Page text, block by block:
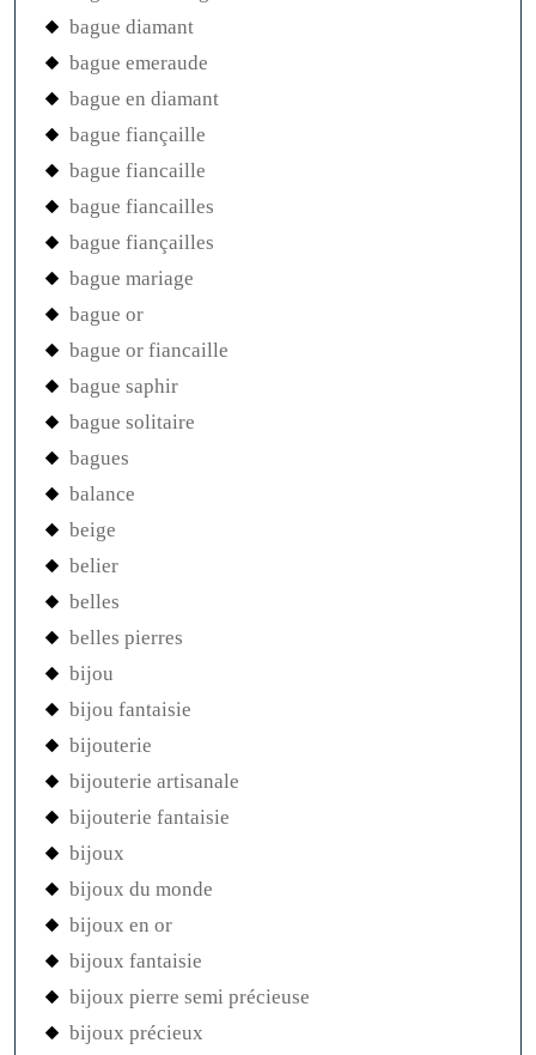
bague diamant
bague emeraude
bague en diamant
bague fiançaille
bague fiancaille
bague fiancailles
bague fiançailles
bague mariage
bague or
bague or fiancaille
bague saphir
bague solitaire
bagues
balance
beige
belier
belles
belles pierres
bijou
bijou fantaisie
bijouterie
bijouterie artisanale
bijouterie fantaisie
bijoux
bijoux du monde
bijoux en or
bijoux fantaisie
bijoux pierre semi précieuse
bijoux précieux